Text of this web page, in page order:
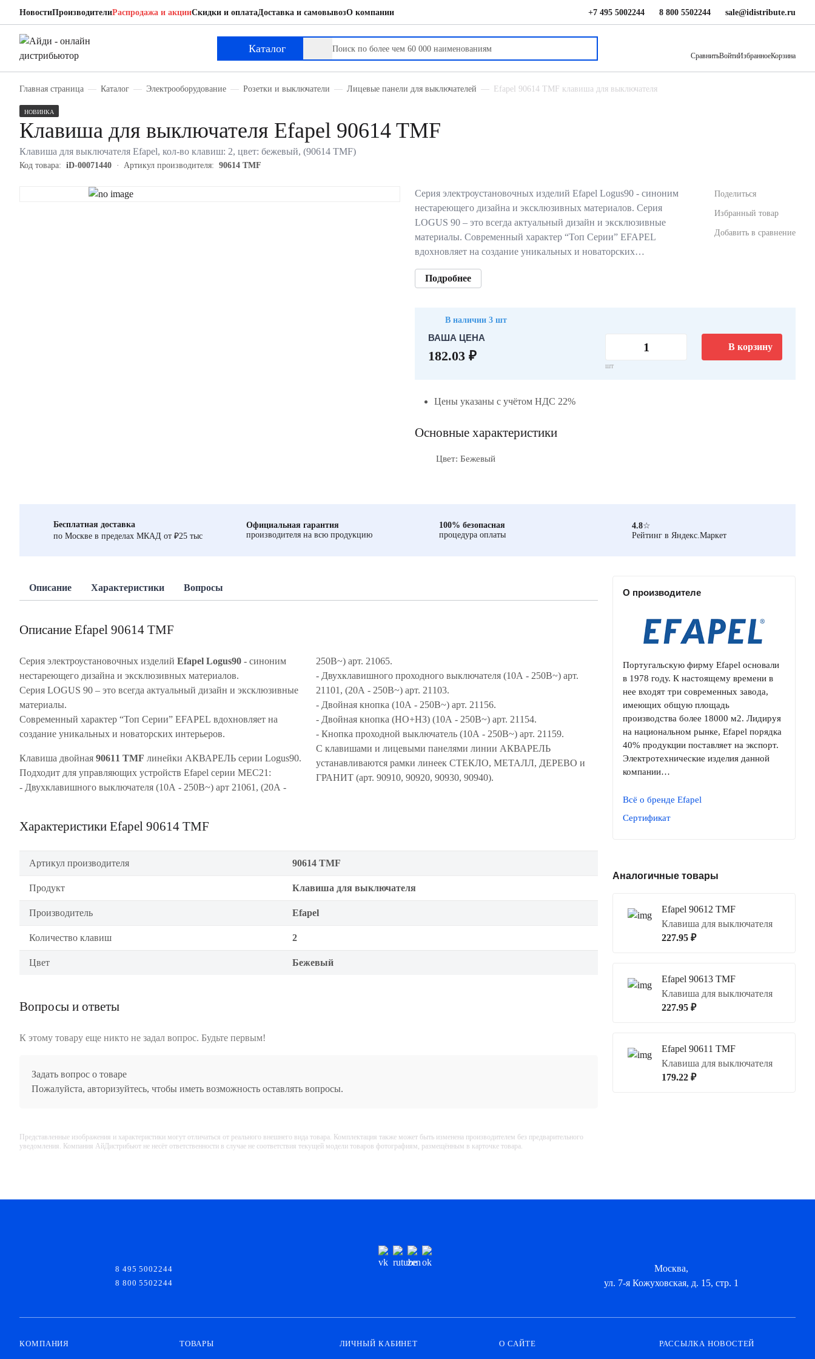
НовостиПроизводителиРаспродажа и акцииСкидки и оплатаДоставка и самовывозО компании +7 495 5002244 8 800 5502244 sale@idistribute.ru
Каталог
СравнитьВойтиИзбранноеКорзина
Главная страница Каталог Электрооборудование Розетки и выключатели Лицевые панели для выключателей Efapel 90614 TMF клавиша для выключателя
НОВИНКА
Клавиша для выключателя Efapel 90614 TMF
Клавиша для выключателя Efapel, кол-во клавиш: 2, цвет: бежевый, (90614 TMF)
Код товара: iD-00071440 Артикул производителя: 90614 TMF
Серия электроустановочных изделий Efapel Logus90 - синоним
нестареющего дизайна и эксклюзивных материалов. Серия
LOGUS 90 – это всегда актуальный дизайн и эксклюзивные
материалы. Современный характер “Топ Серии” EFAPEL
вдохновляет на создание уникальных и новаторских…
Подробнее
Поделиться
Избранный товар
Добавить в сравнение
В наличии 3 шт
ВАША ЦЕНА
182.03 ₽
шт
В корзину
Цены указаны с учётом НДС 22%
Основные характеристики
Цвет: Бежевый
Бесплатная доставка
по Москве в пределах МКАД от ₽25 тыс
Официальная гарантия
производителя на всю продукцию
100% безопасная
процедура оплаты
4.8☆
Рейтинг в Яндекс.Маркет
Описание Характеристики Вопросы
Описание Efapel 90614 TMF
Серия электроустановочных изделий Efapel Logus90 - синоним
нестареющего дизайна и эксклюзивных материалов.
Серия LOGUS 90 – это всегда актуальный дизайн и эксклюзивные
материалы.
Современный характер “Топ Серии” EFAPEL вдохновляет на
создание уникальных и новаторских интерьеров.
Клавиша двойная 90611 TMF линейки АКВАРЕЛЬ серии Logus90.
Подходит для управляющих устройств Efapel серии MEC21:
- Двухклавишного выключателя (10A - 250В~) арт 21061, (20A -
250В~) арт. 21065.
- Двухклавишного проходного выключателя (10A - 250В~) арт.
21101, (20A - 250В~) арт. 21103.
- Двойная кнопка (10A - 250В~) арт. 21156.
- Двойная кнопка (НО+НЗ) (10A - 250В~) арт. 21154.
- Кнопка проходной выключатель (10A - 250В~) арт. 21159.
С клавишами и лицевыми панелями линии АКВАРЕЛЬ
устанавливаются рамки линеек СТЕКЛО, МЕТАЛЛ, ДЕРЕВО и
ГРАНИТ (арт. 90910, 90920, 90930, 90940).
Характеристики Efapel 90614 TMF
Артикул производителя 90614 TMF
Продукт Клавиша для выключателя
Производитель Efapel
Количество клавиш 2
Цвет Бежевый
Вопросы и ответы
К этому товару еще никто не задал вопрос. Будьте первым!
Задать вопрос о товаре
Пожалуйста, авторизуйтесь, чтобы иметь возможность оставлять вопросы.
Представленные изображения и характеристики могут отличаться от реального внешнего вида товара. Комплектация также может быть изменена производителем без предварительного
уведомления. Компания АйДистрибьют не несёт ответственности в случае не соответствия текущей модели товаров фотографиям, размещённым в карточке товара.
О производителе
Португальскую фирму Efapel основали
в 1978 году. К настоящему времени в
нее входят три современных завода,
имеющих общую площадь
производства более 18000 м2. Лидируя
на национальном рынке, Efapel порядка
40% продукции поставляет на экспорт.
Электротехнические изделия данной
компании…
Всё о бренде Efapel
Сертификат
Аналогичные товары
Efapel 90612 TMF
Клавиша для выключателя
227.95 ₽
Efapel 90613 TMF
Клавиша для выключателя
227.95 ₽
Efapel 90611 TMF
Клавиша для выключателя
179.22 ₽
Efapel 90614 TMF
Клавиша для выключателя
8 495 5002244
8 800 5502244
Москва,
ул. 7-я Кожуховская, д. 15, стр. 1
КОМПАНИЯ ТОВАРЫ ЛИЧНЫЙ КАБИНЕТ О САЙТЕ РАССЫЛКА НОВОСТЕЙ